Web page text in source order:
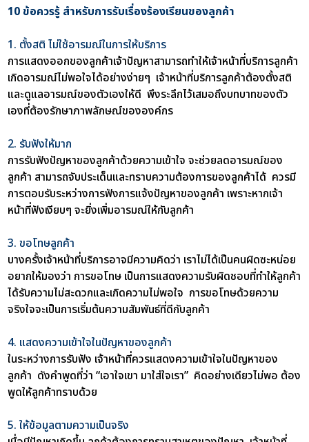
10 ข้อควรรู้ สำหรับการรับเรื่องร้องเรียนของลูกค้า
1. ตั้งสติ ไม่ใช้อารมณ์ในการให้บริการ
การแสดงออกของลูกค้าเจ้าปัญหาสามารถทำให้เจ้าหน้าที่บริการลูกค้า
เกิดอารมณ์ไม่พอใจได้อย่างง่ายๆ เจ้าหน้าที่บริการลูกค้าต้องตั้งสติ
และดูแลอารมณ์ของตัวเองให้ดี พึงระลึกไว้เสมอถึงบทบาทของตัว
เองที่ต้องรักษาภาพลักษณ์ขององค์กร
2. รับฟังให้มาก
การรับฟังปัญหาของลูกค้าด้วยความเข้าใจ จะช่วยลดอารมณ์ของ
ลูกค้า สามารถจับประเด็นและทราบความต้องการของลูกค้าได้ ควรมี
การตอบรับระหว่างการฟังการแจ้งปัญหาของลูกค้า เพราะหากเจ้า
หน้าที่ฟังเงียบๆ จะยิ่งเพิ่มอารมณ์ให้กับลูกค้า
3. ขอโทษลูกค้า
บางครั้งเจ้าหน้าที่บริการอาจมีความคิดว่า เราไม่ได้เป็นคนผิดซะหน่อย
อยากให้มองว่า การขอโทษ เป็นการแสดงความรับผิดชอบที่ทำให้ลูกค้า
ได้รับความไม่สะดวกและเกิดความไม่พอใจ การขอโทษด้วยความ
จริงใจจะเป็นการเริ่มต้นความสัมพันธ์ที่ดีกับลูกค้า
4. แสดงความเข้าใจในปัญหาของลูกค้า
ในระหว่างการรับฟัง เจ้าหน้าที่ควรแสดงความเข้าใจในปัญหาของ
ลูกค้า ดังคำพูดที่ว่า “เอาใจเขา มาใส่ใจเรา” คิดอย่างเดียวไม่พอ ต้อง
พูดให้ลูกค้าทราบด้วย
5. ให้ข้อมูลตามความเป็นจริง